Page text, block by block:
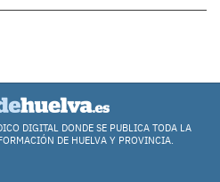
DIGITAL DONDE SE PUBLICA TODA LA
DE HUELVA Y PROVINCIA.